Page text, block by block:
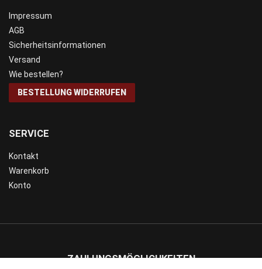
SERVICE
Kontakt
Warenkorb
Konto
Impressum
AGB
Sicherheitsinformationen
Versand
Wie bestellen?
BESTELLUNG WIDERRUFEN
ZAHLUNGSMÖGLICHKEITEN